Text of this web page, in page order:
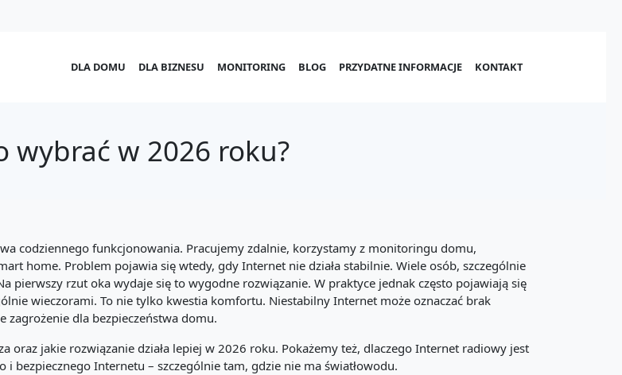
DLA DOMU DLA BIZNESU MONITORING BLOG PRZYDATNE INFORMACJE KONTAKT
wybrać w 2026 roku?
codziennego funkcjonowania. Pracujemy zdalnie, korzystamy z monitoringu domu,
home. Problem pojawia się wtedy, gdy Internet nie działa stabilnie. Wiele osób, szczególnie
pierwszy rzut oka wydaje się to wygodne rozwiązanie. W praktyce jednak często pojawiają się
wieczorami. To nie tylko kwestia komfortu. Niestabilny Internet może oznaczać brak
dla bezpieczeństwa domu.
oraz jakie rozwiązanie działa lepiej w 2026 roku. Pokażemy też, dlaczego Internet radiowy jest
bezpiecznego Internetu – szczególnie tam, gdzie nie ma światłowodu.